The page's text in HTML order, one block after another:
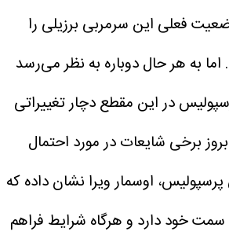
فعلی این سرمربی برزیلی را
به هر حال دوباره به نظر می‌رسد
در این مقطع دچار تغییراتی
برخی شایعات در مورد احتمال
اوسمار ویرا نشان داده که
سمت خود دارد و هرگاه شرایط فراهم